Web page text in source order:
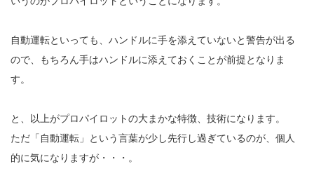
自動運転といっても、ハンドルに手を添えていないと警告が出る
ので、もちろん手はハンドルに添えておくことが前提となりま
す。
と、以上がプロパイロットの大まかな特徴、技術になります。
ただ「自動運転」という言葉が少し先行し過ぎているのが、個人
的に気になりますが・・・。